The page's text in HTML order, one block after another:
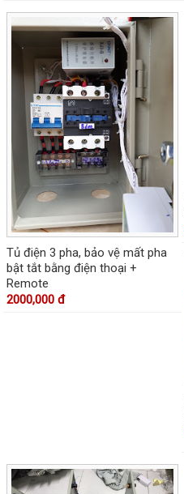
Tủ điện 3 pha, bảo vệ mất pha
bật tắt bằng điện thoại +
Remote
2000,000 đ